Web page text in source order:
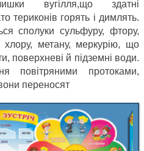
вугілля,що здатні
териконів горять і димлять.
сполуки сульфуру, фтору,
хлору, метану, меркурію, що
поверхневі й підземні води.
повітряними протоками,
переносят